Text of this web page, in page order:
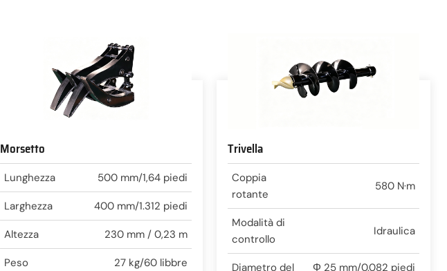
Morsetto
Lunghezza 500 mm/1,64 piedi
Larghezza 400 mm/1.312 piedi
Altezza 230 mm / 0,23 m
Peso 27 kg/60 libbre
Trivella
Coppia
rotante
580 N·m
Modalità di
controllo
Idraulica
Diametro del
Φ 25 mm/0.082 piedi